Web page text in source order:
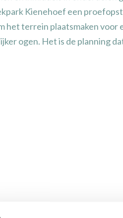
Kienehoef een
het terrein plaatsmaken
ogen. Het is de planning